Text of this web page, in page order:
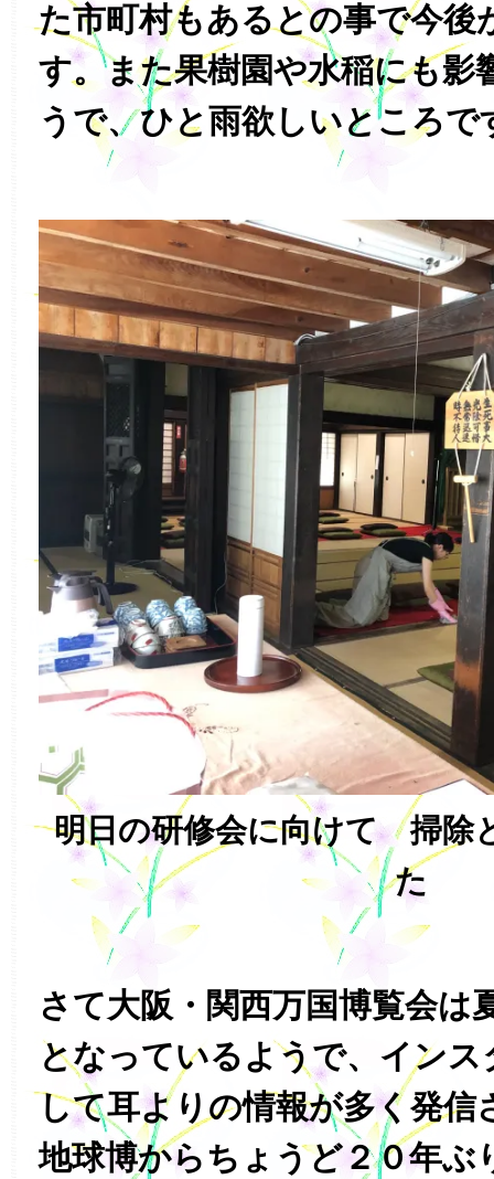
た市町村もあるとの事で今後
す。また果樹園や水稲にも影
うで、ひと雨欲しいところで
明日の研修会に向けて 掃除
た
さて大阪・関西万国博覧会は
となっているようで、イン
して耳よりの情報が多く発信
地球博からちょうど２０年ぶ